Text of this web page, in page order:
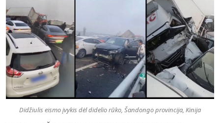
Didžiulis eismo įvykis dėl didelio rūko, Šandongo provincija, Kinija